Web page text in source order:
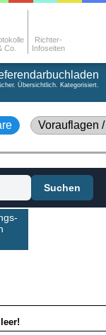
Co.
Richter-
Infoseiten
Übersichtlich. Kategorisiert.
Vorauflagen
Suchen